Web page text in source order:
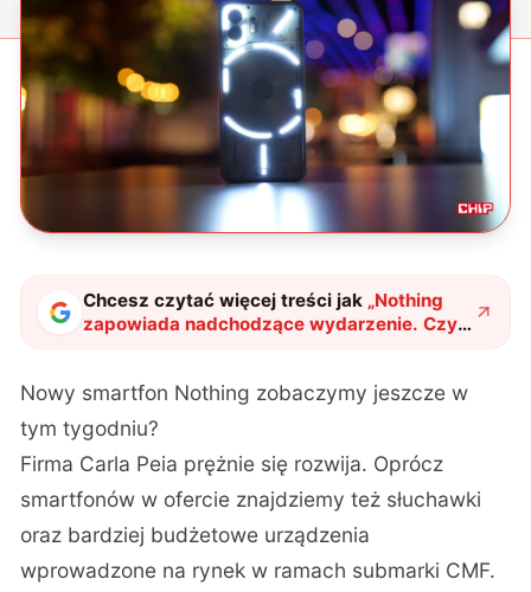
Chcesz czytać więcej treści jak „Nothing
zapowiada nadchodzące wydarzenie. Czy
pojawi się nowy smartfon?"?
Nowy smartfon Nothing zobaczymy jeszcze w
tym tygodniu?
Firma Carla Peia prężnie się rozwija. Oprócz
smartfonów w ofercie znajdziemy też słuchawki
oraz bardziej budżetowe urządzenia
wprowadzone na rynek w ramach submarki CMF.